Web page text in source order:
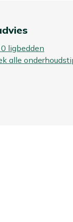
ligbedden
alle